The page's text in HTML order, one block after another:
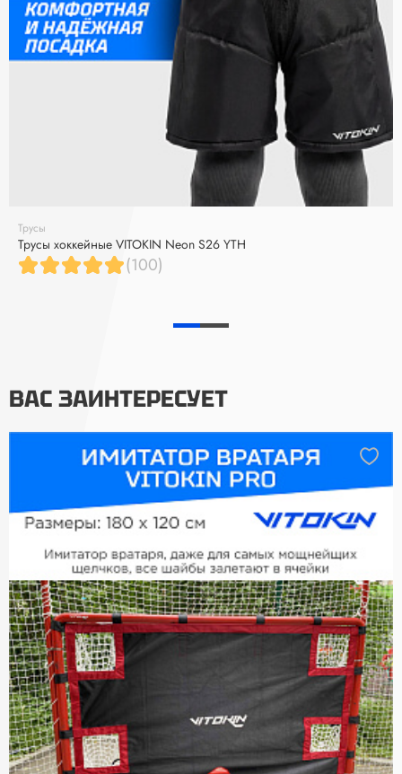
Трусы
Трусы хоккейные VITOKIN Neon S26 YTH
(100)
ВАС ЗАИНТЕРЕСУЕТ